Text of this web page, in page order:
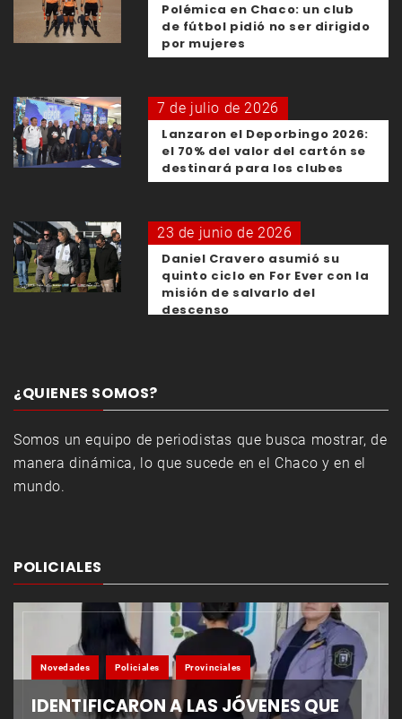
Polémica en Chaco: un club
de fútbol pidió no ser dirigido
por mujeres
7 de julio de 2026
Lanzaron el Deporbingo 2026:
el 70% del valor del cartón se
destinará para los clubes
23 de junio de 2026
Daniel Cravero asumió su
quinto ciclo en For Ever con la
misión de salvarlo del
descenso
¿QUIENES SOMOS?
Somos un equipo de periodistas que busca mostrar, de
manera dinámica, lo que sucede en el Chaco y en el
mundo.
POLICIALES
Novedades Policiales Provinciales
IDENTIFICARON A LAS JÓVENES QUE